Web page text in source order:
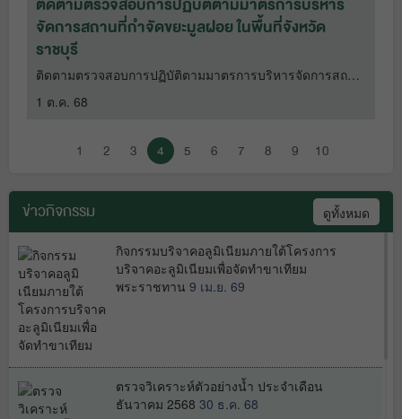
กำจัดขยะมูลฝอย ในพื้นที่ตำบลแก่งเสี้ยน อำเภอเมือง
จังหวัดกาญจนบุรี
ติดตามตรวจสอบการแก้ไขปัญหาน้ำเสียจากสถานที่กำจัดขยะ
17 ก.ย. 68
1 2 3 4 5 6 7 8 9 10
ข่าวกิจกรรม ดูทั้งหมด
กิจกรรมบริจาคอลูมิเนียมภายใต้โครงการ
บริจาคอะลูมิเนียมเพื่อจัดทำขาเทียม
พระราชทาน 9 เม.ย. 69
ตรวจวิเคราะห์ตัวอย่างน้ำ ประจำเดือน
ธันวาคม 2568 30 ธ.ค. 68